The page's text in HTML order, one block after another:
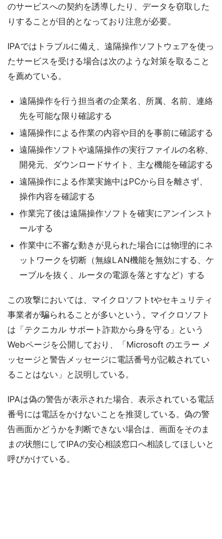
のサービスへの契約を誘導したり、データを窃取した
りすることが目的となっており注意が必要。
IPAではトラブルに備え、遠隔操作ソフトウェアを使っ
たサービスを受ける場合は次のような対策を取ること
を薦めている。
遠隔操作を行う担当者の企業名、所属、名前、連絡
先を可能な限り確認する
遠隔操作による作業の内容や目的を事前に確認する
遠隔操作ソフトや遠隔操作の実行ファイルの名称、
開発元、ダウンロードサイト、主な機能を確認する
遠隔操作による作業実施中はPCから目を離さず、
操作内容を確認する
作業完了後は遠隔操作ソフトを確実にアンインスト
ールする
作業中に不審な動きが見られた場合には物理的にネ
ットワークを切断（無線LAN機能を無効にする、ケ
ーブルを抜く、ルータの電源を落とすなど）する
この攻撃においては、マイクロソフトtやセキュリティ
事業者が騙られることが多いという。マイクロソフト
は「テクニカル サポート詐欺から身を守る」という
Webページを公開しており、「Microsoft のエラー メ
ッセージと警告メッセージに電話番号が記載されてい
ることはない」と説明している。
IPAは偽の警告が表示された場合、表示されている電話
番号には電話をかけないことを推奨している。偽の警
告画面かどうかを判断できない場合は、画面をそのま
まの状態にしてIPAの安心相談窓口へ相談してほしいと
呼びかけている。